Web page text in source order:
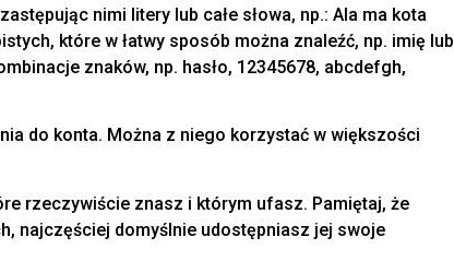
nimi litery lub całe słowa, np.: Ala ma kota
które w łatwy sposób można znaleźć, np. imię lub
znaków, np. hasło, 12345678, abcdefgh,
do konta. Można z niego korzystać w większości
rzeczywiście znasz i którym ufasz. Pamiętaj, że
najczęściej domyślnie udostępniasz jej swoje